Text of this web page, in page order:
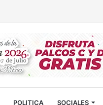
POLITICA SOCIALES